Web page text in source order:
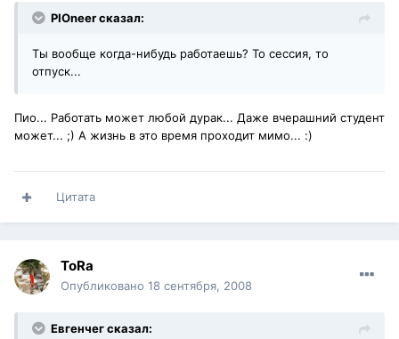
PIOneer сказал:
Ты вообще когда-нибудь работаешь? То сессия, то
отпуск...
Пио... Работать может любой дурак... Даже вчерашний студент
может... ;) А жизнь в это время проходит мимо... :)
Цитата
ToRa
Опубликовано 18 сентября, 2008
Евгенчег сказал: